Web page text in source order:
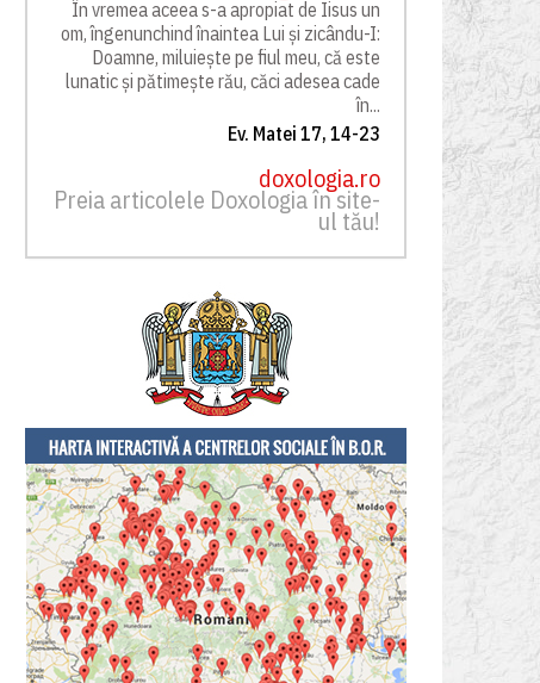
În vremea aceea s-a apropiat de Iisus un
om, îngenunchind înaintea Lui și zicându-I:
Doamne, miluiește pe fiul meu, că este
lunatic și pătimește rău, căci adesea cade
în...
Ev. Matei 17, 14-23
doxologia.ro
Preia articolele Doxologia în site-
ul tău!